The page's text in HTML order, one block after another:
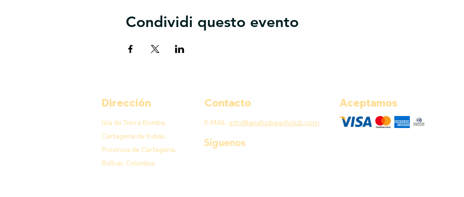
Condividi questo evento
Dirección
Isla de Tierra Bomba,
Cartagena de Indias,
Provincia de Cartagena,
Bolívar, Colombia
Contacto
E-MAIL: info@anahobeachclub.com
Síguenos
Aceptamos